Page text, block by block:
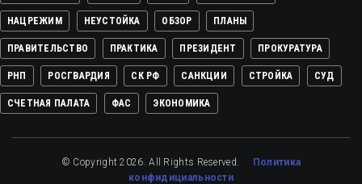
НАЦРЕЖИМ НЕУСТОЙКА ОБЗОР ПЛАНЫ
ПРАВИТЕЛЬСТВО ПРАКТИКА ПРЕЗИДЕНТ ПРОКУРАТУРА
РНП РОСГВАРДИЯ СК РФ САНКЦИИ СТРОЙКА СУД
СЧЕТНАЯ ПАЛАТА ФАС ЭКОНОМИКА
© Copyright 2026. All Rights Reserved. Политика
конфидициальности